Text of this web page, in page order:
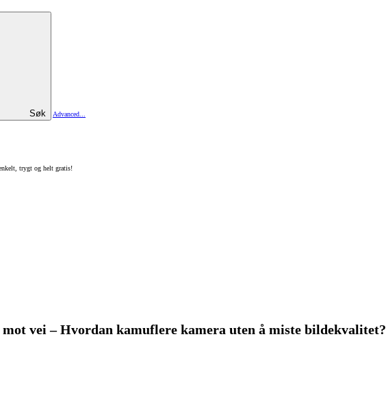
Søk Advanced...
trygt og helt gratis!
vei – Hvordan kamuflere kamera uten å miste bildekvalitet?